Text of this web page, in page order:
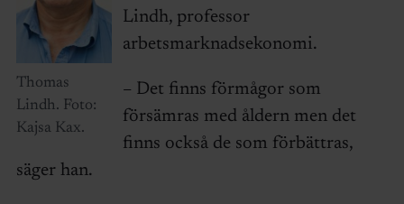
Thomas
Lindh. Foto:
Kajsa Kax.
Lindh, professor
arbetsmarknadsekonomi.
– Det finns förmågor som
försämras med åldern men det
finns också de som förbättras,
säger han.